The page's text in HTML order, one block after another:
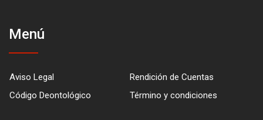
Menú
Aviso Legal
Rendición de Cuentas
Código Deontológico
Término y condiciones